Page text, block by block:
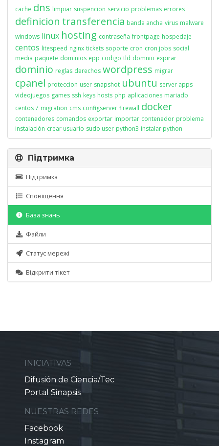
cache dns limpiar suspencion servicio problemas errores
definicion transferencia banda ancha virus malware
windows linux hosting contraseña frontpage hospedaje
centos litespeed nginx tickets soporte cron cron jobs social
media paquete dominios epp codigo tld domnio expirar
dominio reglas derechos wordpress migrar
cpanel proteccion user snapshot ubuntu server apps
videojuegos games ssh keys hosts php aplicaciones mariadb
centos 7 migration cms configserver firewall docker
contenedores comandos exportar importar contenedor problema
instalación crear usuario sudo user python3 instalar python
Підтримка
Підтримка
Сповіщення
База знань
Файли
Статус мережі
Відкрити тікет
INICIATIVAS
Difusión de Ciencia/Tec
Portal Sinapsis
NUESTRAS REDES
Facebook
Instagram